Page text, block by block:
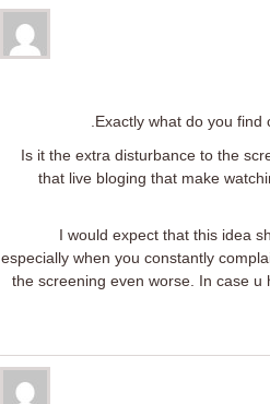
Exactly what do you find
Is it the extra disturbance to the
that live bloging that make
I would expect that this idea
especially when you constantly
the screening even worse. In case